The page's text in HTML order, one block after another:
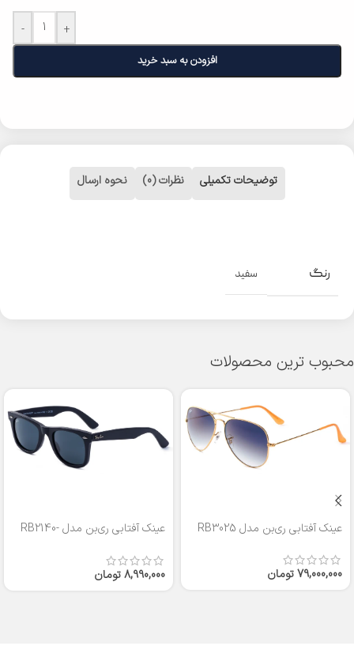
- +
افزودن به سبد خرید
توضیحات تکمیلی نظرات (0) نحوه ارسال
رنگ سفید
محبوب ترین محصولات
عینک آفتابی ری‌بن مدل RB3025
79,000,000تومان
عینک آفتابی ری‌بن مدل RB2140-
8,990,000تومان